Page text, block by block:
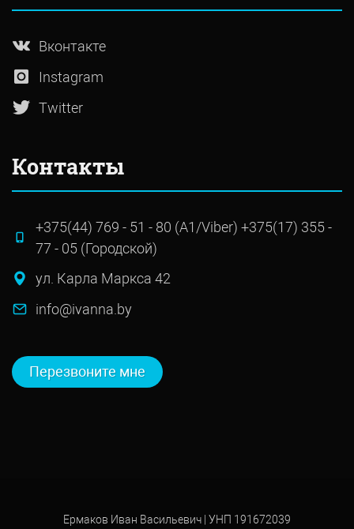
Вконтакте
Instagram
Twitter
Контакты
+375(44) 769 - 51 - 80 (А1/Viber) +375(17) 355 -
77 - 05 (Городской)
ул. Карла Маркса 42
info@ivanna.by
Перезвоните мне
Ермаков Иван Васильевич | УНП 191672039